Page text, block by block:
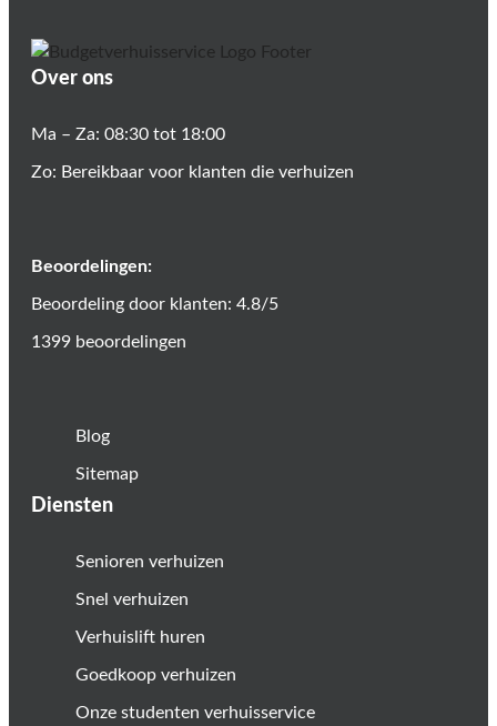
Over ons
Ma – Za: 08:30 tot 18:00
Zo: Bereikbaar voor klanten die verhuizen
Beoordelingen:
Beoordeling door klanten: 4.8/5
1399 beoordelingen
Blog
Sitemap
Diensten
Senioren verhuizen
Snel verhuizen
Verhuislift huren
Goedkoop verhuizen
Onze studenten verhuisservice